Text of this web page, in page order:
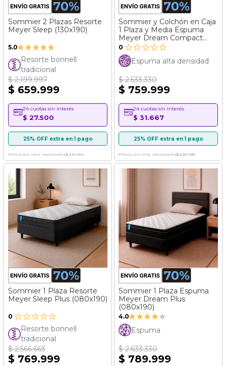
Sommier 2 Plazas Resorte
Meyer Sleep (130x190)
5.0Valoración:
100%
Resorte bonnell
tradicional
$ 2.199.997
$ 659.999
24 cuotas sin interés
$ 27.500
25% OFF extra en 1 pago
Precio sin imp. nacionales$ 545.454
Sommier y Colchón en Caja
1 Plaza y Media Espuma
Meyer Dream Compact
(090x190)
0
Espuma alta densidad
$ 2.533.330
$ 759.999
24 cuotas sin interés
$ 31.667
25% OFF extra en 1 pago
Precio sin imp. nacionales$ 628.098
Sommier 1 Plaza Resorte
Meyer Sleep Plus (080x190)
0
Resorte bonnell
tradicional
$ 2.566.663
$ 769.999
Sommier 1 Plaza Espuma
Meyer Dream Plus
(080x190)
4.0Valoración:
80%
Espuma
$ 2.633.330
$ 789.999